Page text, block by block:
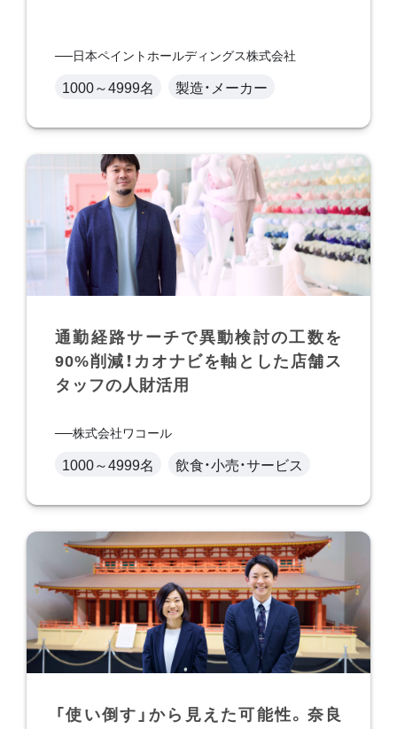
日本ペイントホールディングス株式会社
1000～4999名 製造・メーカー
通勤経路サーチで異動検討の工数を
90%削減！カオナビを軸とした店舗ス
タッフの人財活用
株式会社ワコール
1000～4999名 飲食・小売・サービス
「使い倒す」から見えた可能性。奈良